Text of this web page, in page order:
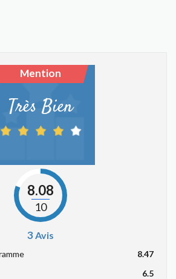
Mention
Très Bien
8.08
10
3Avis
8.47
6.5